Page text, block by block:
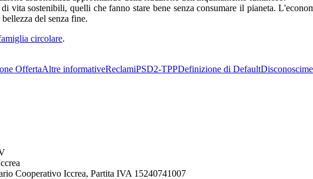
sostenibili, quelli che fanno stare bene senza consumare il pianeta.
del senza fine.
circolare.
OffertaAltre informativeReclamiPSD2-TPPDefinizione di Default
Cooperativo Iccrea, Partita IVA 15240741007